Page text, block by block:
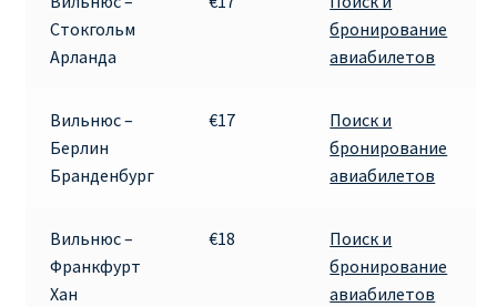
ПРАВИЛА RYANAIR В АЭРОПОРТУ И НА БОРТУ
ПУТЕШЕСТВИЕ С ДЕТЬМИ И МЛАДЕНЦАМИ
РЕГИСТРАЦИЯ НА РЕЙС И ДОКУМЕНТЫ ДЛЯ
ПУТЕШЕСТВИЯ РЕЙСАМИ RYANAIR
Стокгольм
Арланда
бронирование
авиабилетов
Вильнюс –
Берлин
Бранденбург
€17
Поиск и
бронирование
авиабилетов
Вильнюс –
Франкфурт
Хан
€18
Поиск и
бронирование
авиабилетов